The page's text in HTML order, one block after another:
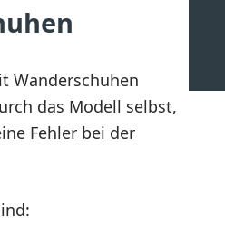
Wanderschuhen
das Modell selbst,
Fehler bei der